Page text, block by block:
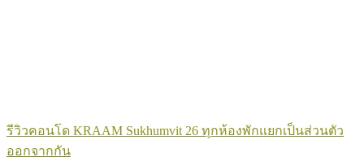
รีวิวคอนโด KRAAM Sukhumvit 26 ทุกห้องพักแยกเป็นส่วนตัว
ออกจากกัน